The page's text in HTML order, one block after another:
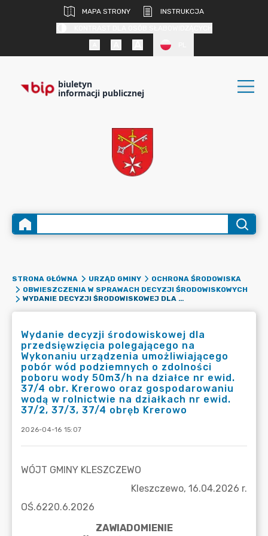
MAPA STRONY
INSTRUKCJA
biuletyn
informacji publicznej
STRONA GŁÓWNA URZĄD GMINY
OCHRONA ŚRODOWISKA
OBWIESZCZENIA W SPRAWACH DECYZJI ŚRODOWISKOWYCH
WYDANIE DECYZJI ŚRODOWISKOWEJ DLA PRZEDSIĘWZIĘCIA POLEGAJĄCEGO NA WYKONANIU URZĄDZENIA UMOŻLIWIAJĄCEGO POBÓR WÓD PODZIEMNYCH O ZDOLNOŚCI POBORU WODY 50M3/H NA DZIAŁCE NR EWID. 37/4 OBR. KREROWO ORAZ GOSPODAROWANIU WODĄ W ROLNICTWIE NA DZIAŁKACH NR EWID. 37/2, 37/3, 37/4 OBRĘB KREROWO
Wydanie decyzji środowiskowej dla
przedsięwzięcia polegającego na
Wykonaniu urządzenia umożliwiającego
pobór wód podziemnych o zdolności
poboru wody 50m3/h na działce nr ewid.
37/4 obr. Krerowo oraz gospodarowaniu
wodą w rolnictwie na działkach nr ewid.
37/2, 37/3, 37/4 obręb Krerowo
2026-04-16 15:07